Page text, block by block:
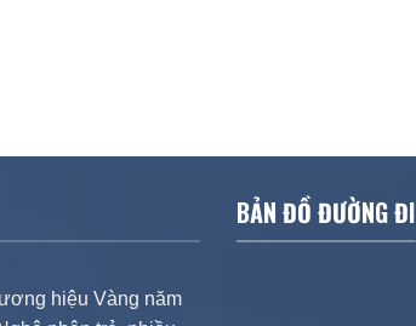
hiệu Vàng năm
BẢN ĐỒ ĐƯỜNG ĐI